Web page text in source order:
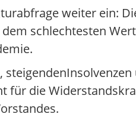
weiter ein:
schlechtesten
für die